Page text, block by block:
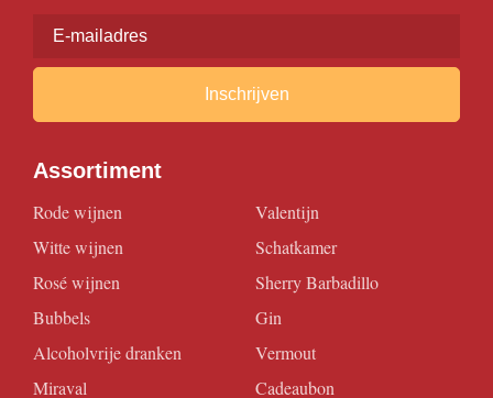
Assortiment
Rode wijnen
Witte wijnen
Rosé wijnen
Bubbels
Alcoholvrije dranken
Miraval
Valentijn
Schatkamer
Sherry Barbadillo
Gin
Vermout
Cadeaubon
Inschrijven